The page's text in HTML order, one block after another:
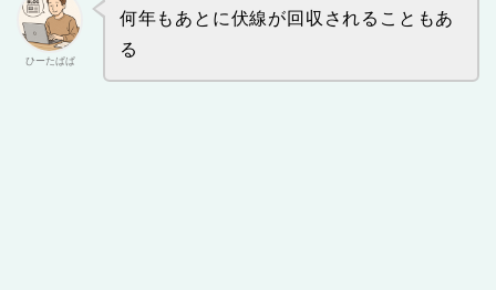
ひーたぱぱ
何年もあとに伏線が回収されることもあ
る